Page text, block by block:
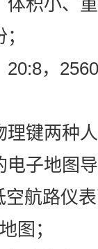
体积小、
，
键两种
子地图
航路仪
图；